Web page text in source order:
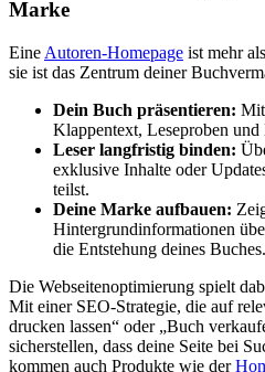
Marke
Eine Autoren-Homepage ist mehr
sie ist das Zentrum deiner
Dein Buch präsentieren: Mit
Klappentext, Leseproben
Leser langfristig binden:
exklusive Inhalte oder
teilst.
Deine Marke aufbauen:
Hintergrundinformationen
die Entstehung deines Buches.
Die Webseitenoptimierung spielt
Mit einer SEO-Strategie, die auf
drucken lassen“ oder „Buch
sicherstellen, dass deine Seite bei
kommen auch Produkte wie der